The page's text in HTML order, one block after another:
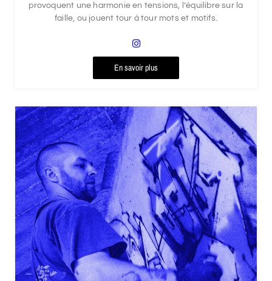
provoquent une harmonie en tensions, l’équilibre sur la
faille, ou jouent tour à tour mots et motifs.
En savoir plus